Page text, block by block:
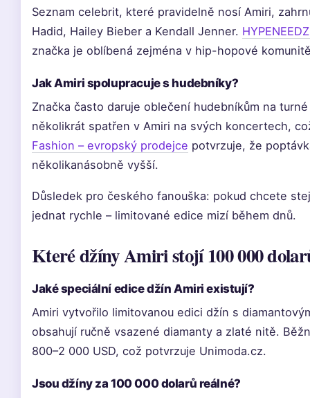
Seznam celebrit, které pravidelně nosí Amiri,
Hadid, Hailey Bieber a Kendall Jenner.
značka je oblíbená zejména v hip-hopové
Jak Amiri spolupracuje s hudebníky?
Značka často daruje oblečení hudebníkům na
několikrát spatřen v Amiri na svých koncertech,
Fashion – evropský prodejce potvrzuje, že
několikanásobně vyšší.
Důsledek pro českého fanouška: pokud chcete
jednat rychle – limitované edice mizí během dnů.
Které džíny Amiri stojí 100 000
Jaké speciální edice džín Amiri existují?
Amiri vytvořilo limitovanou edici džín s
obsahují ručně vsazené diamanty a zlaté nitě.
800–2 000 USD, což potvrzuje Unimoda.cz.
Jsou džíny za 100 000 dolarů reálné?